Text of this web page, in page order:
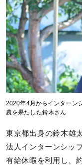
2020年4月からインターン
農を果たした鈴木さん
東京都出身の鈴木雄
法人インターンシッ
有給休暇を利用し、